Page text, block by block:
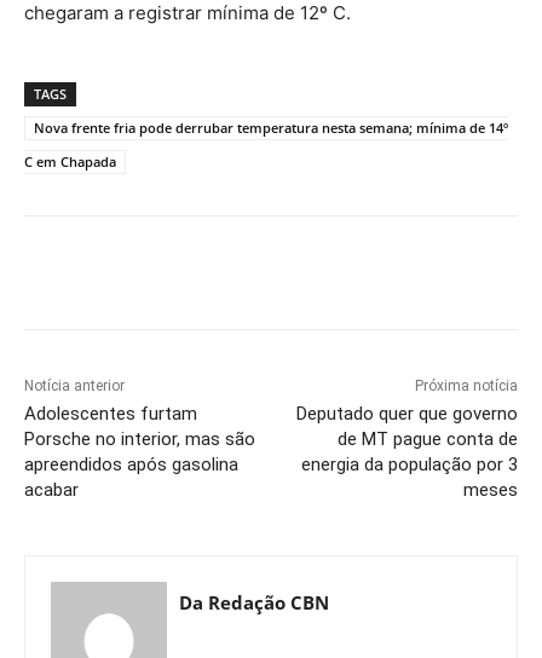
chegaram a registrar mínima de 12º C.
TAGS
Nova frente fria pode derrubar temperatura nesta semana; mínima de 14º
C em Chapada
Notícia anterior
Adolescentes furtam
Porsche no interior, mas são
apreendidos após gasolina
acabar
Próxima notícia
Deputado quer que governo
de MT pague conta de
energia da população por 3
meses
Da Redação CBN